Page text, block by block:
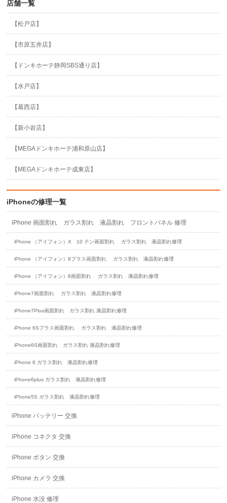
店舗一覧
【松戸店】
【市原五井店】
【ドンキホーテ静岡SBS通り店】
【水戸店】
【葛西店】
【新小岩店】
【MEGAドンキホーテ浦和原山店】
【MEGAドンキホーテ成東店】
iPhoneの修理一覧
iPhone 画面割れ ガラス割れ 液晶割れ フロントパネル 修理
iPhone （アイフォン）X 10 テン画面割れ ガラス割れ 液晶割れ修理
iPhone （アイフォン）8プラス画面割れ ガラス割れ 液晶割れ修理
iPhone （アイフォン）8画面割れ ガラス割れ 液晶割れ修理
iPhone7画面割れ ガラス割れ 液晶割れ修理
iPhone7Plus画面割れ ガラス割れ 液晶割れ修理
iPhone 6Sプラス画面割れ ガラス割れ 液晶割れ修理
iPhone6S画面割れ ガラス割れ 液晶割れ修理
iPhone 6 ガラス割れ 液晶割れ修理
iPhone6plus ガラス割れ 液晶割れ修理
iPhone5S ガラス割れ 液晶割れ修理
iPhone バッテリー 交換
iPhone コネクタ 交換
iPhone ボタン 交換
iPhone カメラ 交換
iPhone 水没 修理